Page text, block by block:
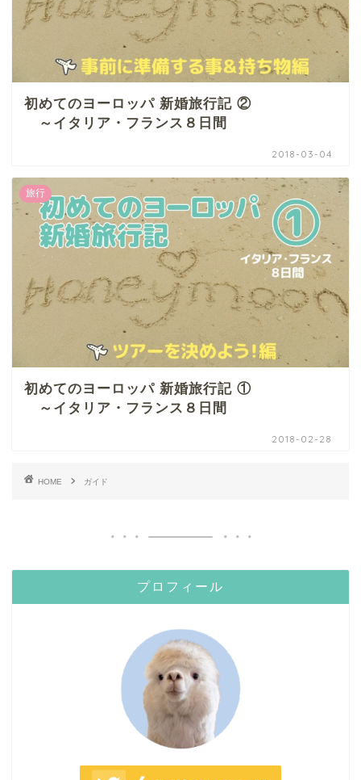
初めてのヨーロッパ 新婚旅行記 ②
～イタリア・フランス８日間
2018-03-04
旅行
初めてのヨーロッパ 新婚旅行記 ①
～イタリア・フランス８日間
2018-02-28
HOME ガイド
プロフィール